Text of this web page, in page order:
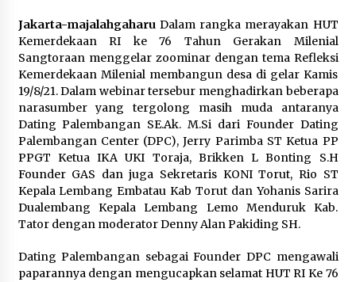
Jakarta-majalahgaharuDalam rangka merayakan HUT
Kemerdekaan RI ke 76 Tahun Gerakan Milenial
Sangtoraan menggelar zoominar dengan tema Refleksi
Kemerdekaan Milenial membangun desa di gelar Kamis
19/8/21. Dalam webinar tersebur menghadirkan beberapa
narasumber yang tergolong masih muda antaranya
Dating Palembangan SE.Ak. M.Si dari Founder Dating
Palembangan Center (DPC), Jerry Parimba ST Ketua PP
PPGT Ketua IKA UKI Toraja, Brikken L Bonting S.H
Founder GAS dan juga Sekretaris KONI Torut, Rio ST
Kepala Lembang Embatau Kab Torut dan Yohanis Sarira
Dualembang Kepala Lembang Lemo Menduruk Kab.
Tator dengan moderator Denny Alan Pakiding SH.
Dating Palembangan sebagai Founder DPC mengawali
paparannya dengan mengucapkan selamat HUT RI Ke 76